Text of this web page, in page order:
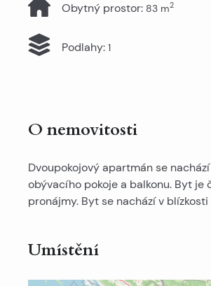
Obytný prostor: 83 m2
Podlahy: 1
O nemovitosti
Dvoupokojový apartmán se
obývacího pokoje a balkonu. Byt
pronájmy. Byt se nachází v
Umístění